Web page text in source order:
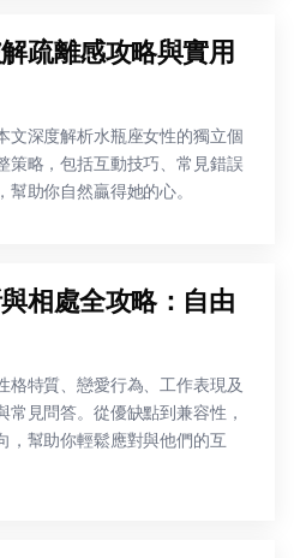
疏離感攻略與實用
文深度解析水瓶座女性的獨立個
策略，包括互動技巧、常見錯誤
助你自然贏得她的心。
相處全攻略：自由
格特質、戀愛行為、工作表現及
見問答。從優缺點到兼容性，
，幫助你輕鬆應對與他們的互